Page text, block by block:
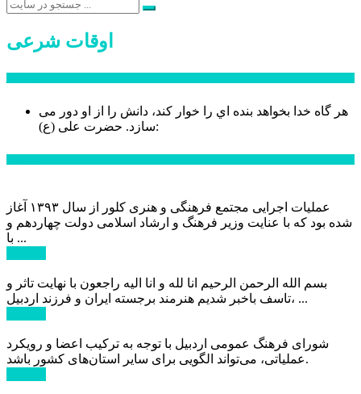
اوقات شرعی
هر گاه خدا بخواهد بنده اي را خوار كند، دانش را از او دور می
سازد.حضرت علی (ع):
عملیات اجرایی مجتمع فرهنگی و هنری کلور از سال ۱۳۹۳ آغاز
شده بود که با عنایت وزیر فرهنگ و ارشاد اسلامی دولت چهاردهم و
با ...
بسم الله الرحمن الرحیم انا لله و انا الیه راجعون با نهایت تاثر و
تاسف باخبر شدیم هنرمند برجسته ایران و فرزند اردبیل، ...
شورای فرهنگ عمومی اردبیل با توجه به ترکیب اعضا و رویکرد
عملیاتی، می‌تواند الگویی برای سایر استان‌های کشور باشد.